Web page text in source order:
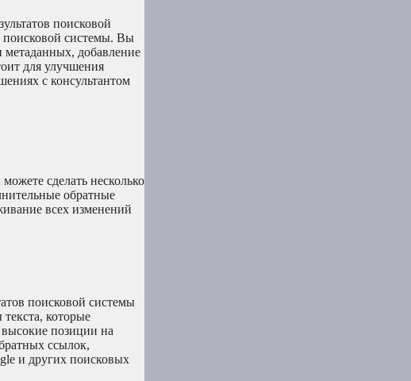
поисковой
поисковой системы. Вы
метаданных, добавление
для улучшения
с консультантом
сделать несколько
обратные
всех изменений
поисковой системы
которые
позиции на
ссылок,
и других поисковых